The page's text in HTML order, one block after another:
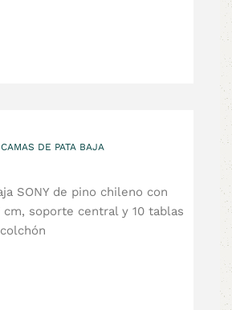
CAMAS DE PATA BAJA